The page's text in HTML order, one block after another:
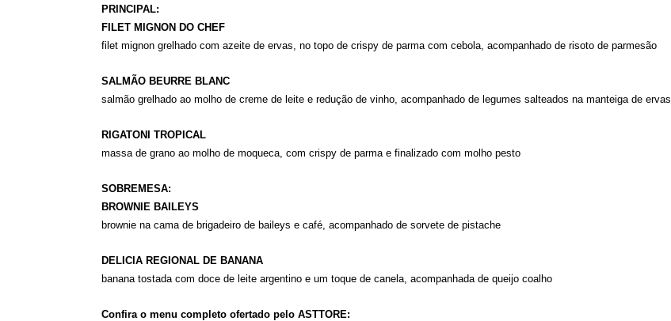
PRINCIPAL:
FILET MIGNON DO CHEF
filet mignon grelhado com azeite de ervas, no topo de crispy de parma com cebola, acompanhado de risoto de parmesão
SALMÃO BEURRE BLANC
salmão grelhado ao molho de creme de leite e redução de vinho, acompanhado de legumes salteados na manteiga de ervas
RIGATONI TROPICAL
massa de grano ao molho de moqueca, com crispy de parma e finalizado com molho pesto
SOBREMESA:
BROWNIE BAILEYS
brownie na cama de brigadeiro de baileys e café, acompanhado de sorvete de pistache
DELICIA REGIONAL DE BANANA
banana tostada com doce de leite argentino e um toque de canela, acompanhada de queijo coalho
Confira o menu completo ofertado pelo ASTTORE: